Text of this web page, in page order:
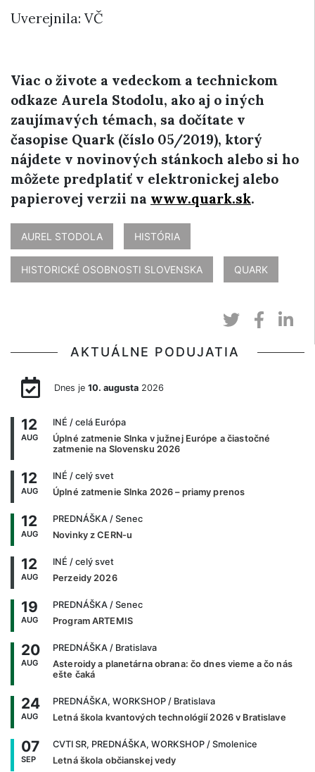
Uverejnila: VČ
Viac o živote a vedeckom a technickom
odkaze Aurela Stodolu, ako aj o iných
zaujímavých témach, sa dočítate v
časopise Quark (číslo 05/2019), ktorý
nájdete v novinových stánkoch alebo si ho
môžete predplatiť v elektronickej alebo
papierovej verzii na www.quark.sk.
AUREL STODOLA HISTÓRIA
HISTORICKÉ OSOBNOSTI SLOVENSKA QUARK
AKTUÁLNE PODUJATIA
Dnes je 10. augusta2026
12
AUG
INÉ / celá Európa
Úplné zatmenie Slnka v južnej Európe a čiastočné
zatmenie na Slovensku 2026
12
AUG
INÉ / celý svet
Úplné zatmenie Slnka 2026 – priamy prenos
12
AUG
PREDNÁŠKA / Senec
Novinky z CERN-u
12
AUG
INÉ / celý svet
Perzeidy 2026
19
AUG
PREDNÁŠKA / Senec
Program ARTEMIS
20
AUG
PREDNÁŠKA / Bratislava
Asteroidy a planetárna obrana: čo dnes vieme a čo nás
ešte čaká
24
AUG
PREDNÁŠKA, WORKSHOP / Bratislava
Letná škola kvantových technológií 2026 v Bratislave
07
SEP
CVTI SR, PREDNÁŠKA, WORKSHOP / Smolenice
Letná škola občianskej vedy